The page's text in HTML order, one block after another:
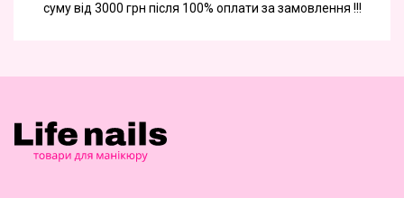
суму від 3000 грн після 100% оплати за замовлення !!!